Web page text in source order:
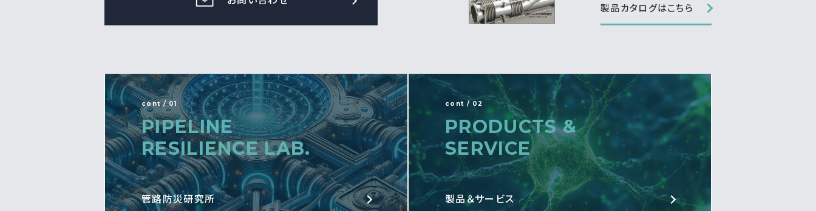
製品カタログはこちら
cont / 01
PIPELINE
RESILIENCE LAB.
管路防災研究所
cont / 02
PRODUCTS &
SERVICE
製品＆サービス